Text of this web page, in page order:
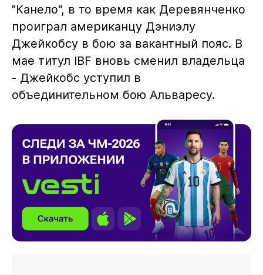
"Канело", в то время как Деревянченко
проиграл американцу Дэниэлу
Джейкобсу в бою за вакантный пояс. В
мае титул IBF вновь сменил владельца
- Джейкобс уступил в
объединительном бою Альваресу.